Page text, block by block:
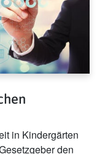
in Kindergärten
den